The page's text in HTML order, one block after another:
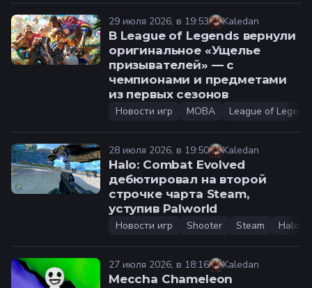
29 июля 2026, в 19:53 Kaledan
В League of Legends вернули
оригинальное «Ущелье
призывателей» — с
чемпионами и предметами
из первых сезонов
Новости игр MOBA League of
28 июля 2026, в 19:50 Kaledan
Halo: Combat Evolved
дебютировал на второй
строчке чарта Steam,
уступив Palworld
Новости игр Shooter Steam Halo:
27 июля 2026, в 18:16 Kaledan
Meccha Chameleon